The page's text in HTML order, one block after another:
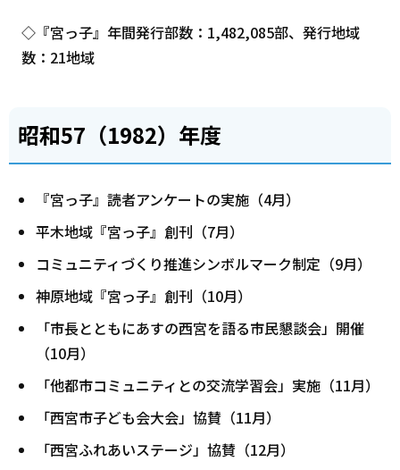
◇『宮っ子』年間発行部数：1,482,085部、発行地域
数：21地域
昭和57（1982）年度
『宮っ子』読者アンケートの実施（4月）
平木地域『宮っ子』創刊（7月）
コミュニティづくり推進シンボルマーク制定（9月）
神原地域『宮っ子』創刊（10月）
「市長とともにあすの西宮を語る市民懇談会」開催
（10月）
「他都市コミュニティとの交流学習会」実施（11月）
「西宮市子ども会大会」協賛（11月）
「西宮ふれあいステージ」協賛（12月）